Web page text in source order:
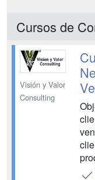
Cursos de
Visión y Valor
Consulting